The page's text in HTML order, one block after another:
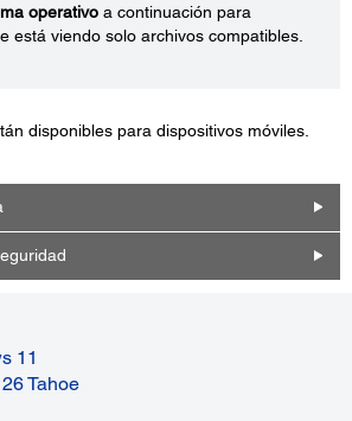
operativo a continuación para
está viendo solo archivos compatibles.
disponibles para dispositivos móviles.
11
Tahoe